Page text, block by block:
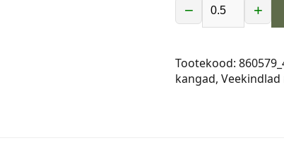
−
Vetthülgav
õuekangas,
400
gr,
+
Tootekood:
kangad,